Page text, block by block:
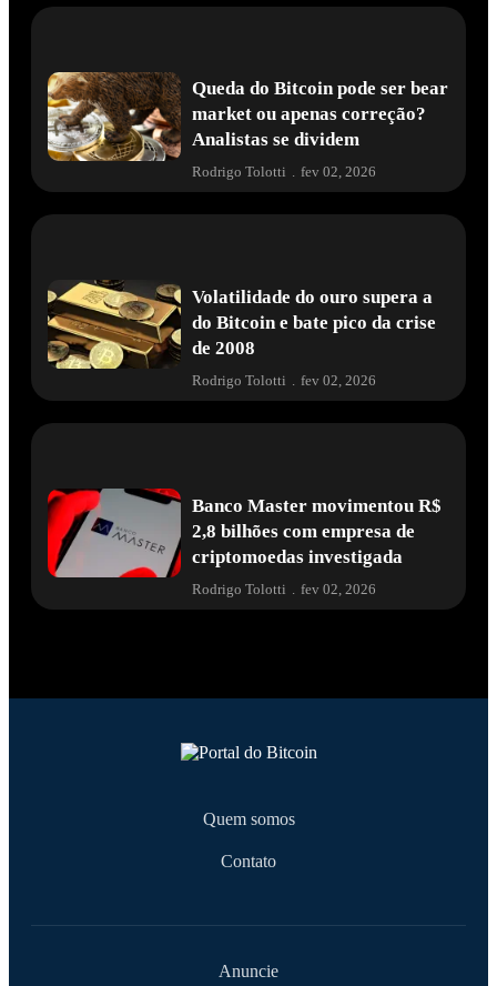
Queda do Bitcoin pode ser bear
market ou apenas correção?
Analistas se dividem
Rodrigo Tolotti . fev 02, 2026
Volatilidade do ouro supera a
do Bitcoin e bate pico da crise
de 2008
Rodrigo Tolotti . fev 02, 2026
Banco Master movimentou R$
2,8 bilhões com empresa de
criptomoedas investigada
Rodrigo Tolotti fev 02, 2026
Quem somos
Contato
Anuncie